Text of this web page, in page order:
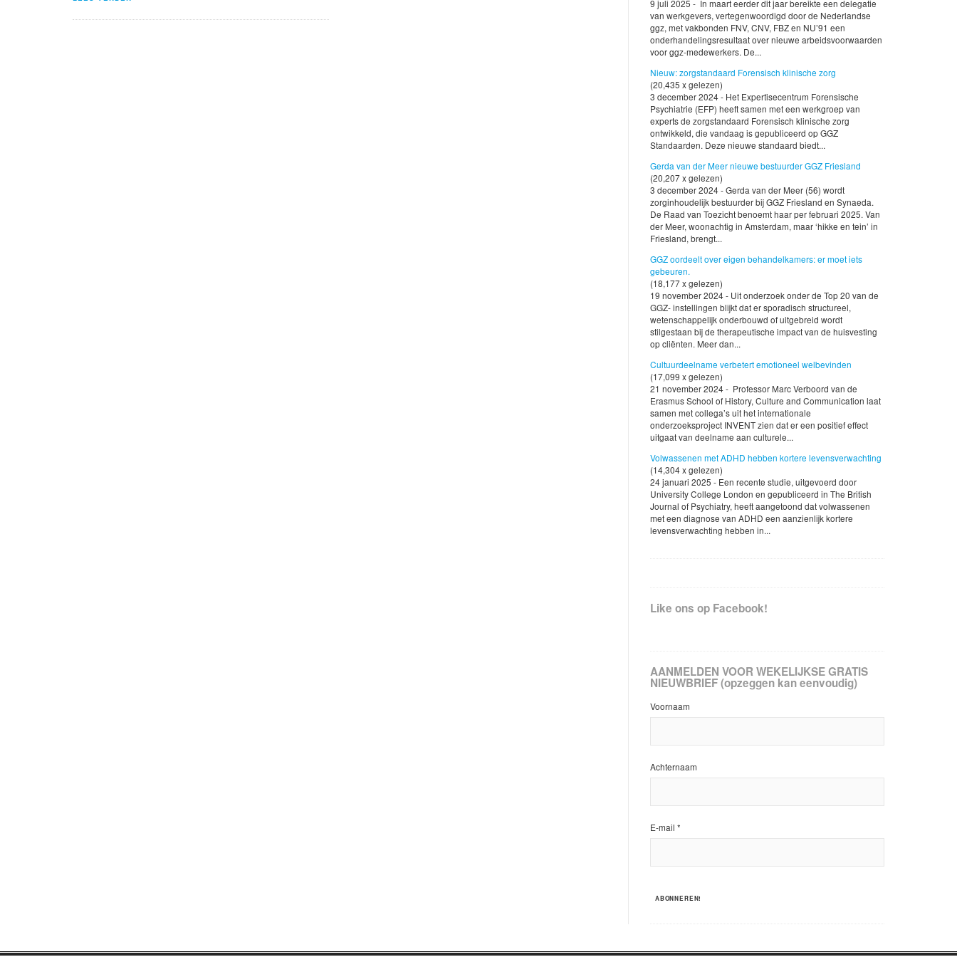
9 juli 2025 - In maart eerder dit jaar bereikte een delegatie
van werkgevers, vertegenwoordigd door de Nederlandse
ggz, met vakbonden FNV, CNV, FBZ en NU’91 een
onderhandelingsresultaat over nieuwe arbeidsvoorwaarden
voor ggz-medewerkers. De...
Nieuw: zorgstandaard Forensisch klinische zorg
(20,435 x gelezen)
3 december 2024 - Het Expertisecentrum Forensische
Psychiatrie (EFP) heeft samen met een werkgroep van
experts de zorgstandaard Forensisch klinische zorg
ontwikkeld, die vandaag is gepubliceerd op GGZ
Standaarden. Deze nieuwe standaard biedt...
Gerda van der Meer nieuwe bestuurder GGZ Friesland
(20,207 x gelezen)
3 december 2024 - Gerda van der Meer (56) wordt
zorginhoudelijk bestuurder bij GGZ Friesland en Synaeda.
De Raad van Toezicht benoemt haar per februari 2025. Van
der Meer, woonachtig in Amsterdam, maar ‘hikke en tein’ in
Friesland, brengt...
GGZ oordeelt over eigen behandelkamers: er moet iets
gebeuren.
(18,177 x gelezen)
19 november 2024 - Uit onderzoek onder de Top 20 van de
GGZ- instellingen blijkt dat er sporadisch structureel,
wetenschappelijk onderbouwd of uitgebreid wordt
stilgestaan bij de therapeutische impact van de huisvesting
op cliënten. Meer dan...
Cultuurdeelname verbetert emotioneel welbevinden
(17,099 x gelezen)
21 november 2024 - Professor Marc Verboord van de
Erasmus School of History, Culture and Communication laat
samen met collega’s uit het internationale
onderzoeksproject INVENT zien dat er een positief effect
uitgaat van deelname aan culturele...
Volwassenen met ADHD hebben kortere levensverwachting
(14,304 x gelezen)
24 januari 2025 - Een recente studie, uitgevoerd door
University College London en gepubliceerd in The British
Journal of Psychiatry, heeft aangetoond dat volwassenen
met een diagnose van ADHD een aanzienlijk kortere
levensverwachting hebben in...
Like ons op Facebook!
AANMELDEN VOOR WEKELIJKSE GRATIS
NIEUWBRIEF (opzeggen kan eenvoudig)
Voornaam
Achternaam
E-mail *